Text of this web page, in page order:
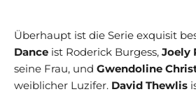
Überhaupt ist die Serie exquisit
Dance ist Roderick Burgess, Joely
seine Frau, und Gwendoline
weiblicher Luzifer. David Thewlis